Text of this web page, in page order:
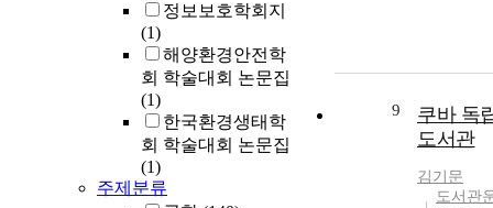
정보보호학회지
(1)
해양환경안전학
회 학술대회 논문집
(1)
한국환경생태학
회 학술대회 논문집
(1)
주제분류
9
쿠바 독
도서관
김기문
도서관